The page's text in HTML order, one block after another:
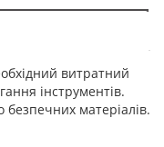
витратний
інструментів.
безпечних матеріалів.